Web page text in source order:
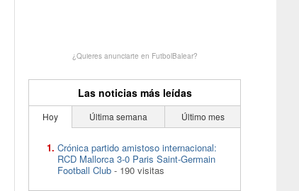
¿Quieres anunciarte en FutbolBalear?
Las noticias más leídas
Hoy Última semana Último mes
Crónica partido amistoso internacional:
RCD Mallorca 3-0 Paris Saint-Germain
Football Club - 190 visitas